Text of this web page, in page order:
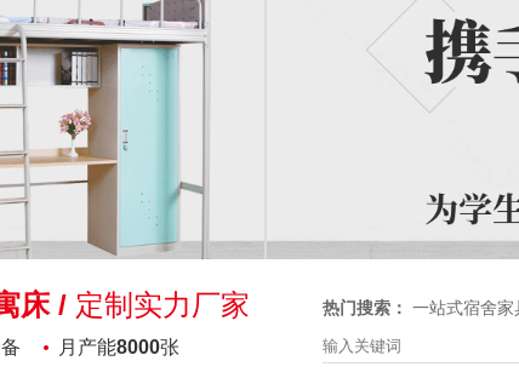
床 / 定制实力厂家
月产能8000张
热门搜索： 一站式宿舍家